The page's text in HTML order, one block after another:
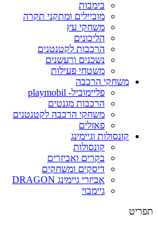
בימבות
מוביילים ומתקני תקרה
משחקי עץ
הליכונים
הרכבות לקטנטנים
נשכנים ורעשנים
משטחי פעילות
משחקי הרכבה
פליימוביל- playmobil
הרכבות מגנטים
משחקי הרכבה לקטנטנים
פאזלים
קונסולות וגיימינג
קונסולות
בקרים ואביזרים
דיסקים ומשחקים
אביזרי גיימינג DRAGON
גיימבוי